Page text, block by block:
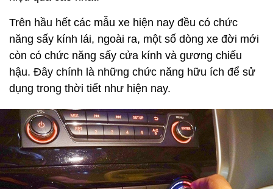
Trên hầu hết các mẫu xe hiện nay đều có chức
năng sấy kính lái, ngoài ra, một số dòng xe đời mới
còn có chức năng sấy cửa kính và gương chiếu
hậu. Đây chính là những chức năng hữu ích để sử
dụng trong thời tiết như hiện nay.